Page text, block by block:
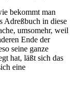
bekommt man
Adreßbuch in diese
umsomehr, weil
Ende der
seine ganze
hat, läßt sich das
eine